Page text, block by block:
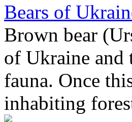
Bears of
Brown bear
of Ukraine and
fauna. Once
inhabiting